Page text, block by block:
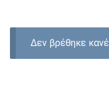
Δεν βρέθηκε